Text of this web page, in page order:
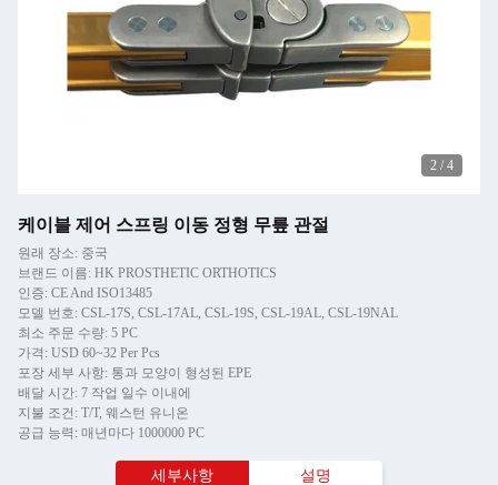
2 / 4
케이블 제어 스프링 이동 정형 무릎 관절
원래 장소: 중국
브랜드 이름: HK PROSTHETIC ORTHOTICS
인증: CE And ISO13485
모델 번호: CSL-17S, CSL-17AL, CSL-19S, CSL-19AL, CSL-19NAL
최소 주문 수량: 5 PC
가격: USD 60~32 Per Pcs
포장 세부 사항: 통과 모양이 형성된 EPE
배달 시간: 7 작업 일수 이내에
지불 조건: T/T, 웨스턴 유니온
공급 능력: 매년마다 1000000 PC
세부사항 설명